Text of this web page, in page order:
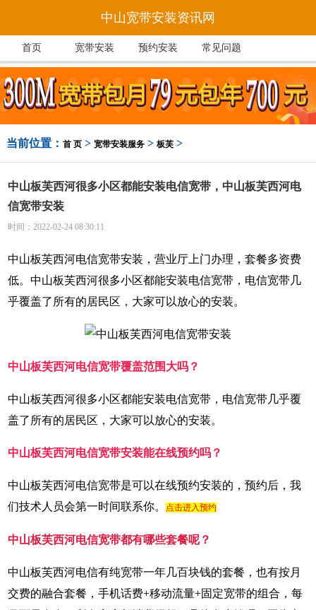
中山宽带安装资讯网
首页 宽带安装 预约安装 常见问题
当前位置： 首 页> 宽带安装服务> 板芙>
中山板芙西河很多小区都能安装电信宽带，中山板芙西河电
信宽带安装
时间：2022-02-24 08:30:11
中山板芙西河电信宽带安装，营业厅上门办理，套餐多资费
低。中山板芙西河很多小区都能安装电信宽带，电信宽带几
乎覆盖了所有的居民区，大家可以放心的安装。
中山板芙西河电信宽带覆盖范围大吗？
中山板芙西河很多小区都能安装电信宽带，电信宽带几乎覆
盖了所有的居民区，大家可以放心的安装。
中山板芙西河电信宽带安装能在线预约吗？
中山板芙西河电信宽带是可以在线预约安装的，预约后，我
们技术人员会第一时间联系你。点击进入预约
中山板芙西河电信宽带都有哪些套餐呢？
中山板芙西河电信有纯宽带一年几百块钱的套餐，也有按月
交费的融合套餐，手机话费+移动流量+固定宽带的组合，每